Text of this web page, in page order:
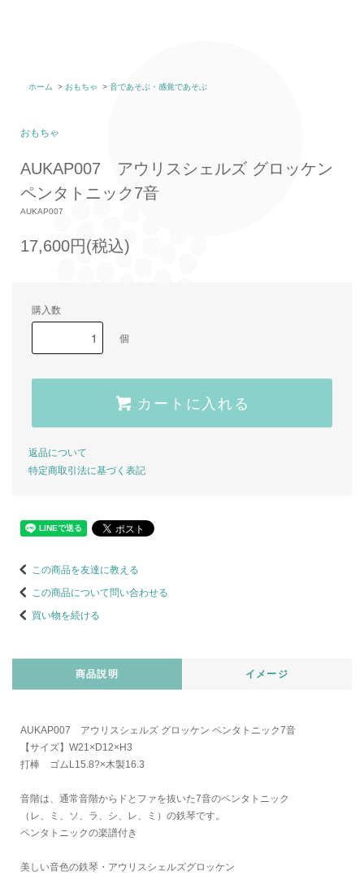
ホーム > おもちゃ > 音であそぶ・感覚であそぶ
おもちゃ
AUKAP007 アウリスシェルズ グロッケン
ペンタトニック7音
AUKAP007
17,600円(税込)
購入数
個
カートに入れる
返品について
特定商取引法に基づく表記
この商品を友達に教える
この商品について問い合わせる
買い物を続ける
商品説明 イメージ
AUKAP007 アウリスシェルズ グロッケン ペンタトニック7音
【サイズ】W21×D12×H3
打棒 ゴムL15.8?×木製16.3
音階は、通常音階からドとファを抜いた7音のペンタトニック
（レ、ミ、ソ、ラ、シ、レ、ミ）の鉄琴です。
ペンタトニックの楽譜付き
美しい音色の鉄琴・アウリスシェルズグロッケン